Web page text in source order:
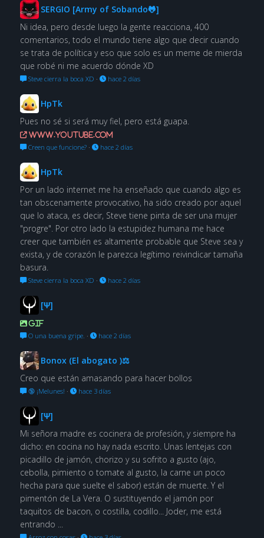
SERGIO [Army of Sobando🐸]
Ni idea, pero desde luego la gente reacciona, 400
comentarios, todo el mundo tiene algo que decir cuando
se trata de política y eso que solo es un meme de mierda
que robé ni me acuerdo dónde XD
Steve cierra la boca XD · hace 2 días
HpTk
Pues no sé si será muy fiel, pero está guapa.
www.youtube.com
Creen que funcione?· hace 2 días
HpTk
Por un lado internet me ha enseñado que cuando algo es
tan obscenamente provocativo, ha sido creado por aquel
que lo ataca, es decir, Steve tiene pinta de ser una mujer
"progre". Por otro lado la estupidez humana me hace
creer que también es altamente probable que Steve sea y
exista, y de corazón le parezca legítimo reivindicar tamaña
basura.
Steve cierra la boca XD · hace 2 días
[Ψ]
GIF
O una buena gripe. · hace 2 días
Bonox (El abogato )⚖
Creo que están amasando para hacer bollos
🔞 ¡Melunes! · hace 3 días
[Ψ]
Mi señora madre es cocinera de profesión, y siempre ha
dicho: en cocina no hay nada escrito. Unas lentejas con
picadillo de jamón, chorizo y su sofrito a gusto (ajo,
cebolla, pimiento o tomate al gusto, la carne un poco
hecha para que suelte el sabor) están de muerte. Y el
pimentón de La Vera. O sustituyendo el jamón por
taquitos de bacon, o costilla, codillo... Joder, me está
entrando ...